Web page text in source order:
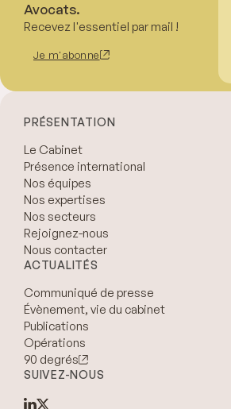
Avocats.
Recevez l'essentiel par mail !
Je m'abonne
PRÉSENTATION
Le Cabinet
Présence international
Nos équipes
Nos expertises
Nos secteurs
Rejoignez-nous
Nous contacter
ACTUALITÉS
Communiqué de presse
Évènement, vie du cabinet
Publications
Opérations
90 degrés
SUIVEZ-NOUS